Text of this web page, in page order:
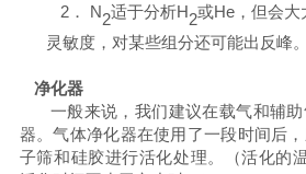
2． N2适于分析H2或He ，但会
灵敏度，对某些组分还可能出反峰。
净化器
一般来说，我们建议在载气和辅
器。气体净化器在使用了一段时间后
子筛和硅胶进行活化处理。（活化的